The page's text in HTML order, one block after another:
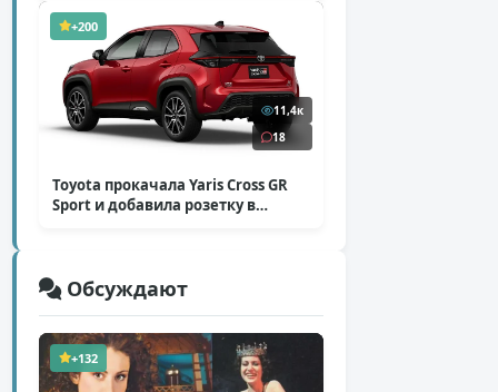
+200
11,4к
18
Toyota прокачала Yaris Cross GR
Sport и добавила розетку в
Обсуждают
+132